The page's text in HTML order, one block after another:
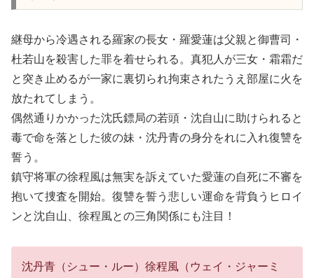
継母から冷遇される羅家の長女・羅愛蓮は父親と御曹司・
杜若山を殺害した罪を着せられる。真犯人が三女・霜霜だ
と突き止めるが一家に裏切られ拘束されたうえ部屋に火を
放たれてしまう。
偶然通りかかった沈氏鏢局の若頭・沈自山に助けられると
毒で命を落とした彼の妹・沈丹青の身分をれに入れ復讐を
誓う。
鎮守将軍の徐程風は無実を訴えていた愛蓮の自死に不審を
抱いて捜査を開始。復讐を誓う悲しい運命を背負うヒロイ
ンと沈自山、徐程風との三角関係にも注目！
沈丹青（シュー・ルー）徐程風（ウェイ・ジャーミ